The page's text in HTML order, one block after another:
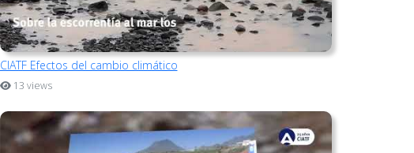
CIATF Efectos del cambio climático
13 views